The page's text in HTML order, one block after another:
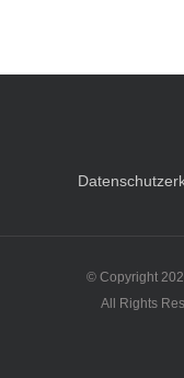
© Copyright
All Rights